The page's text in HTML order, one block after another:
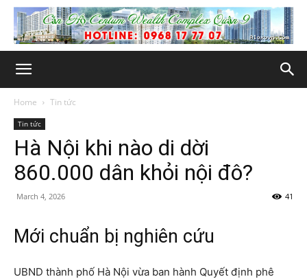
Home Tin tức
Tin tức
Hà Nội khi nào di dời
860.000 dân khỏi nội đô?
March 4, 2026 41
Mới chuẩn bị nghiên cứu
UBND thành phố Hà Nội vừa ban hành Quyết định phê